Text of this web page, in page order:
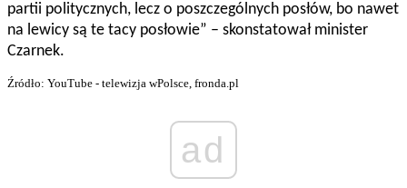
partii politycznych, lecz o poszczególnych posłów, bo nawet
na lewicy są te tacy posłowie” – skonstatował minister
Czarnek.
Źródło: YouTube - telewizja wPolsce, fronda.pl
ad